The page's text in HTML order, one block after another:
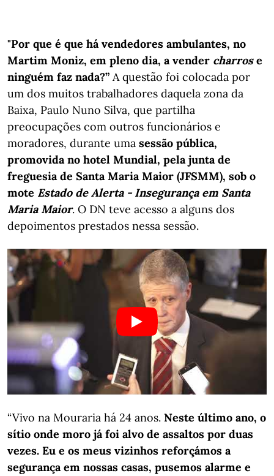
"Por que é que há vendedores ambulantes, no
Martim Moniz, em pleno dia, a vender charrose
ninguém faz nada?” A questão foi colocada por
um dos muitos trabalhadores daquela zona da
Baixa, Paulo Nuno Silva, que partilha
preocupações com outros funcionários e
moradores, durante uma sessão pública,
promovida no hotel Mundial, pela junta de
freguesia de Santa Maria Maior (JFSMM), sob o
mote Estado de Alerta - Insegurança em Santa
Maria Maior. O DN teve acesso a alguns dos
depoimentos prestados nessa sessão.
“Vivo na Mouraria há 24 anos. Neste último ano, o
sítio onde moro já foi alvo de assaltos por duas
vezes. Eu e os meus vizinhos reforçámos a
segurança em nossas casas, pusemos alarme e